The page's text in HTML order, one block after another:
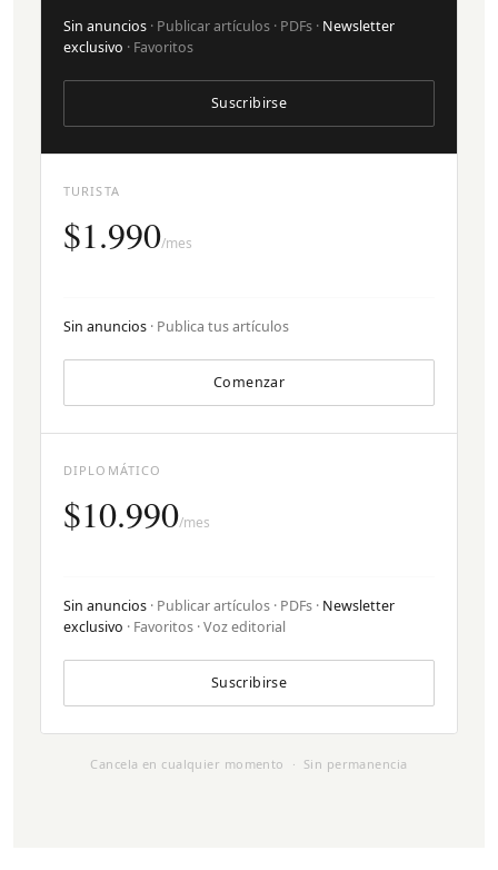
TURISTA
$1.990/mes
Sin anuncios · Publica tus artículos
Comenzar
Sin anuncios · Publicar artículos · PDFs · Newsletter
exclusivo · Favoritos
Suscribirse
DIPLOMÁTICO
$10.990/mes
Sin anuncios · Publicar artículos · PDFs · Newsletter
exclusivo · Favoritos · Voz editorial
Suscribirse
Cancela en cualquier momento · Sin permanencia